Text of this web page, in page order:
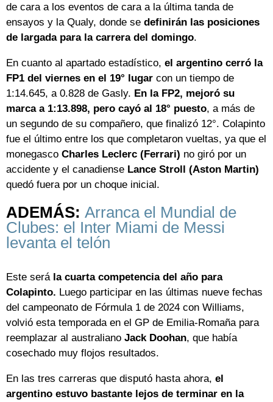
de cara a los eventos de cara a la última tanda de
ensayos y la Qualy, donde se definirán las posiciones
de largada para la carrera del domingo.
En cuanto al apartado estadístico, el argentino cerró la
FP1 del viernes en el 19° lugar con un tiempo de
1:14.645, a 0.828 de Gasly. En la FP2, mejoró su
marca a 1:13.898, pero cayó al 18° puesto, a más de
un segundo de su compañero, que finalizó 12°. Colapinto
fue el último entre los que completaron vueltas, ya que el
monegasco Charles Leclerc (Ferrari) no giró por un
accidente y el canadiense Lance Stroll (Aston Martin)
quedó fuera por un choque inicial.
ADEMÁS: Arranca el Mundial de
Clubes: el Inter Miami de Messi
levanta el telón
Este será la cuarta competencia del año para
Colapinto. Luego participar en las últimas nueve fechas
del campeonato de Fórmula 1 de 2024 con Williams,
volvió esta temporada en el GP de Emilia-Romaña para
reemplazar al australiano Jack Doohan, que había
cosechado muy flojos resultados.
En las tres carreras que disputó hasta ahora, el
argentino estuvo bastante lejos de terminar en la